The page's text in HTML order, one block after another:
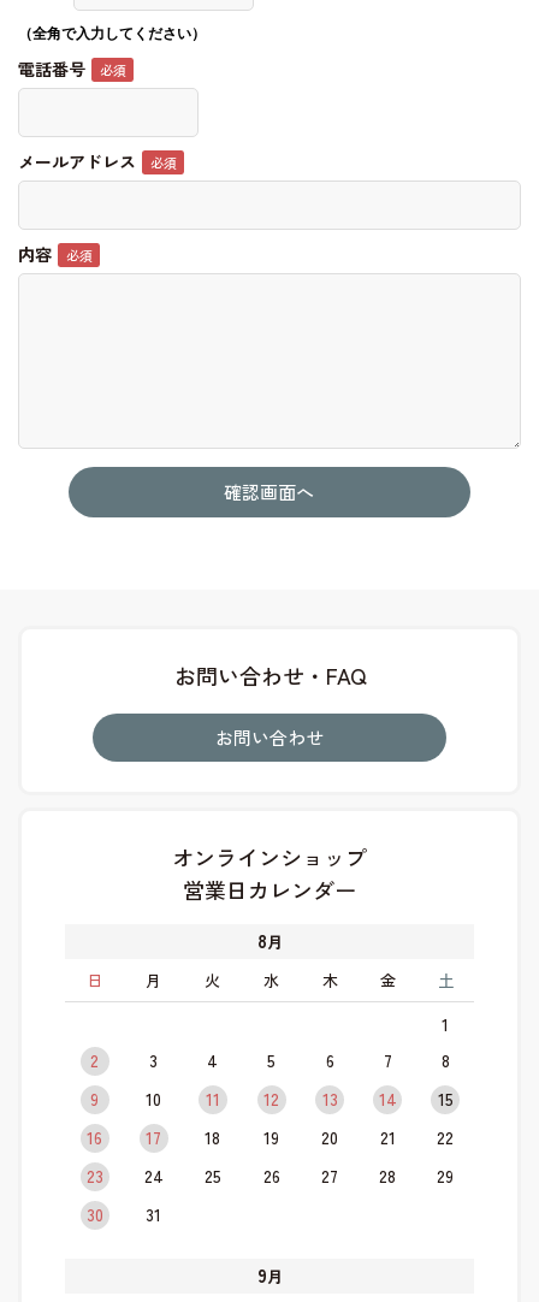
（全角で入力してください）
電話番号
メールアドレス
内容
お問い合わせ・FAQ
お問い合わせ
オンラインショップ
営業日カレンダー
8月
日
月 火 水 木 金 土
1
2
3 4 5 6 7
8
9
10 11 12 13 14
15
16
17 18 19 20 21
22
23
24 25 26 27 28
29
30
31
9月